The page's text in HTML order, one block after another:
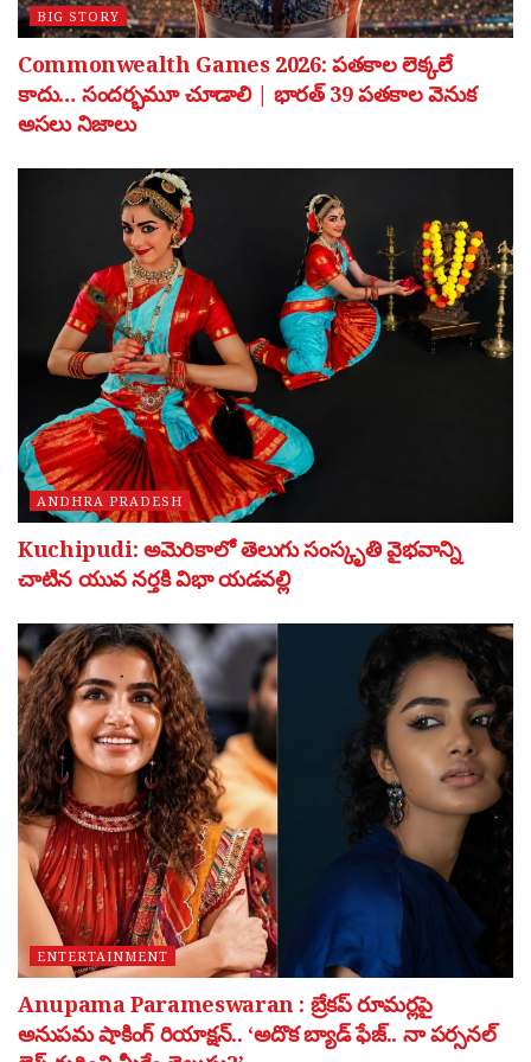
BIG STORY
Commonwealth Games 2026: పతకాల లెక్కలే
కాదు… సందర్భమూ చూడాలి | భారత్ 39 పతకాల వెనుక
అసలు నిజాలు
ANDHRA PRADESH
Kuchipudi: అమెరికాలో తెలుగు సంస్కృతి వైభవాన్ని
చాటిన యువ నర్తకి విభా యడవల్లి
ENTERTAINMENT
Anupama Parameswaran : బ్రేకప్ రూమర్లపై
అనుపమ షాకింగ్ రియాక్షన్.. ‘అదొక బ్యాడ్ ఫేజ్.. నా పర్సనల్